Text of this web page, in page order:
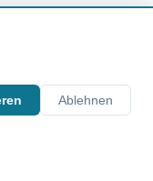
Alle
Ablehnen